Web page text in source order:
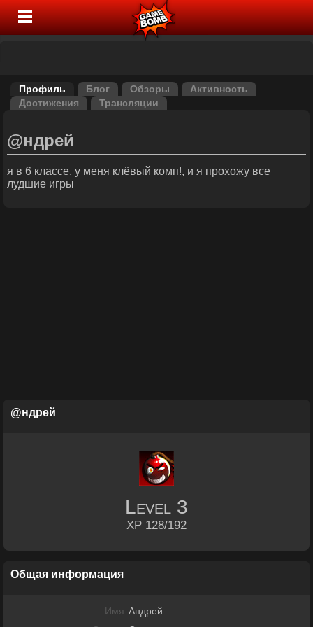
Профиль Блог Обзоры
Активность
Достижения
Трансляции
@ндрей
я в 6 классе, у меня клёвый комп!, и я прохожу все
лудшие игры
@ндрей
Level 3
XP 128/192
Общая информация
Имя Андрей